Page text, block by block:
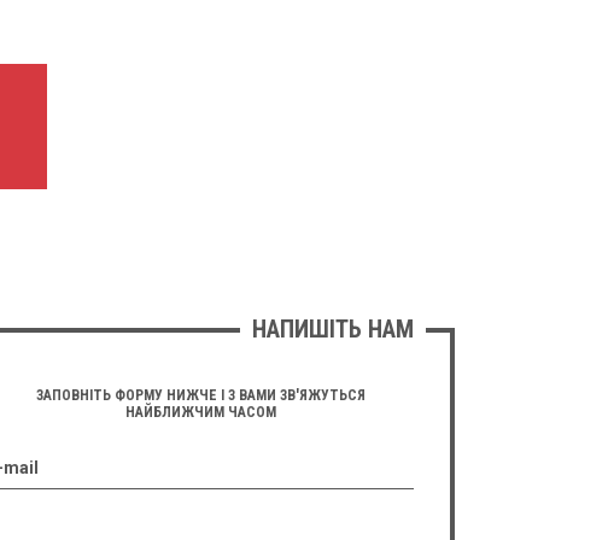
НАПИШІТЬ НАМ
ЗАПОВНІТЬ ФОРМУ НИЖЧЕ І З ВАМИ ЗВ'ЯЖУТЬСЯ
НАЙБЛИЖЧИМ ЧАСОМ
mail